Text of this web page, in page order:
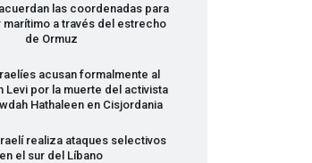
las coordenadas para
a través del estrecho
de Ormuz
acusan formalmente al
Levi por la muerte del activista
Hathaleen en Cisjordania
realiza ataques selectivos
en el sur del Líbano